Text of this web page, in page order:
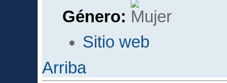
Género:
Sitio web
Arriba